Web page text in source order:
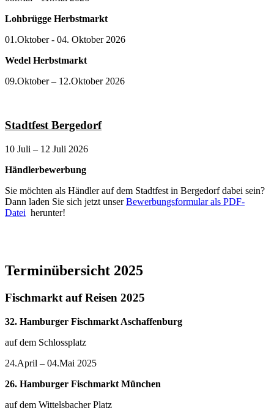
Lohbrügge Herbstmarkt
01.Oktober - 04. Oktober 2026
Wedel Herbstmarkt
09.Oktober – 12.Oktober 2026
Stadtfest Bergedorf
10 Juli – 12 Juli 2026
Händlerbewerbung
Sie möchten als Händler auf dem Stadtfest in Bergedorf dabei sein?
Dann laden Sie sich jetzt unserBewerbungsformular als PDF-
Datei herunter!
Terminübersicht 2025
Fischmarkt auf Reisen 2025
32. Hamburger Fischmarkt Aschaffenburg
auf dem Schlossplatz
24.April – 04.Mai 2025
26. Hamburger Fischmarkt München
auf dem Wittelsbacher Platz